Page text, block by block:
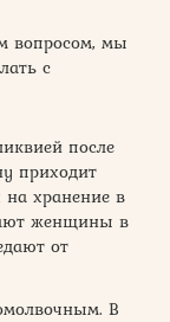
вопросом, мы
с
после
приходит
на хранение в
женщины в
от
В